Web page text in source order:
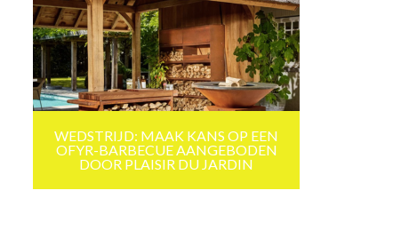
WEDSTRIJD: MAAK KANS OP EEN
OFYR-BARBECUE AANGEBODEN
DOOR PLAISIR DU JARDIN